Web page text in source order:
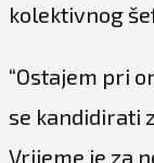
kolektivnog
“Ostajem pri
se kandidirati
Vrijeme je za